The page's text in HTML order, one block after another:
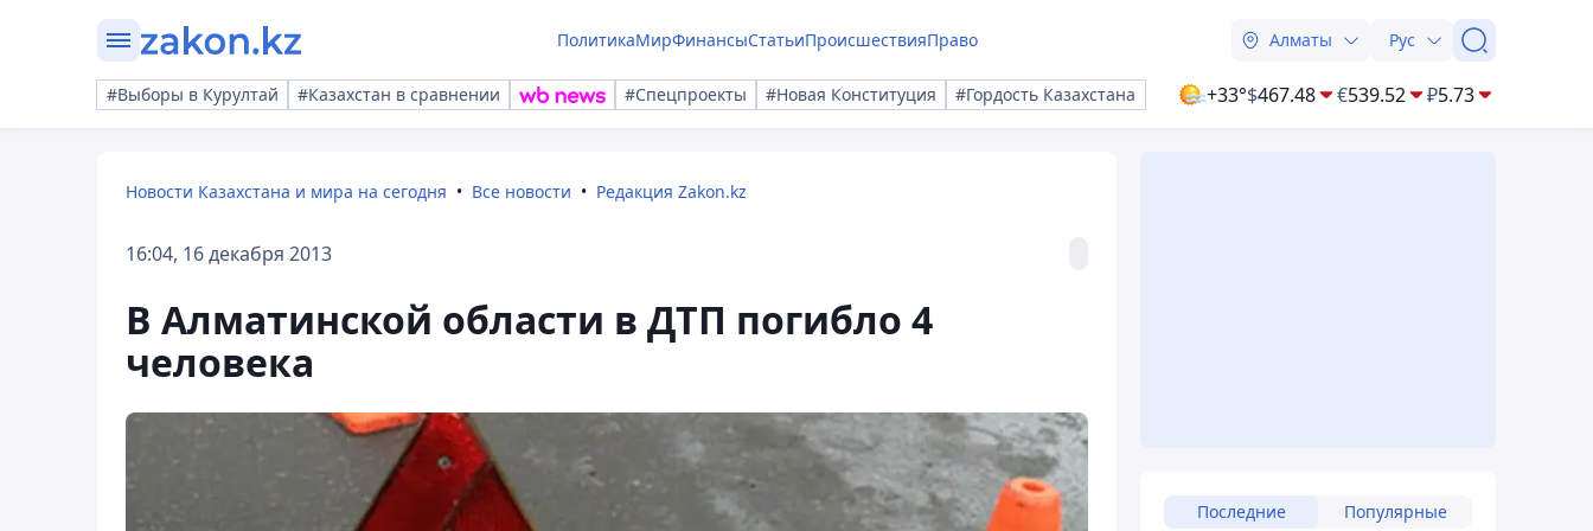
ПолитикаМирФинансыСтатьиПроисшествияПраво Алматы Рус
#Выборы в Курултай #Казахстан в сравнении #Спецпроекты #Новая Конституция #Гордость Казахстана +33°$467.48 €539.52 ₽5.73
Новости Казахстана и мира на сегодня Все новости Редакция Zakon.kz
16:04, 16 декабря 2013
В Алматинской области в ДТП погибло 4
человека
Последние Популярные